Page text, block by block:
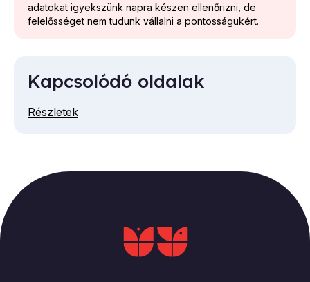
adatokat igyekszünk napra készen ellenőrizni, de
felelősséget nem tudunk vállalni a pontosságukért.
Kapcsolódó oldalak
Részletek